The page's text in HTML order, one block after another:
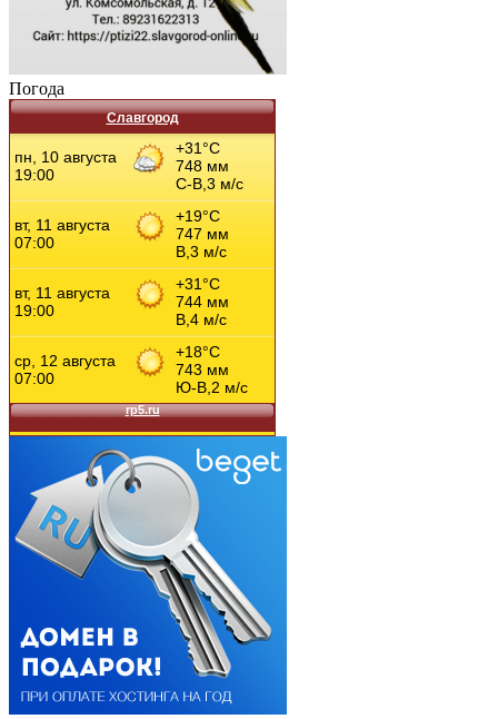
Погода
Славгород